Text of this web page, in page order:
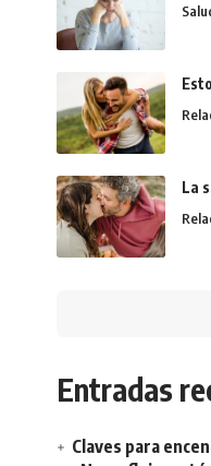
La
Entradas
Claves para